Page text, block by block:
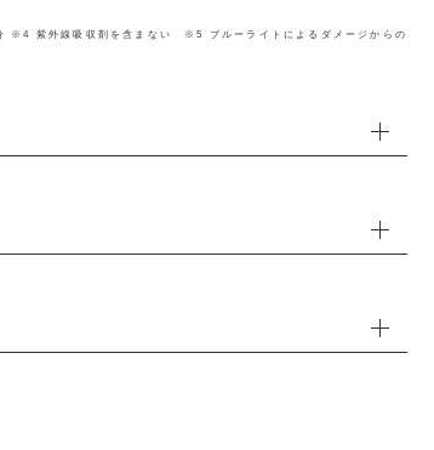
紫外線吸収剤を含まない ※5 ブルーライトによるダメージからの